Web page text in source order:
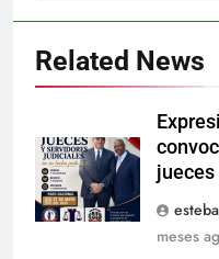
Related News
jueces
meses